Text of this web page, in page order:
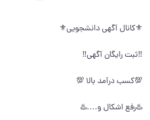
⚜کانال آگهی دانشجویی⚜
‼️ثبت رایگان آگهی‼️
💯کسب درآمد بالا 💯
♨️رفع اشکال و….♨️